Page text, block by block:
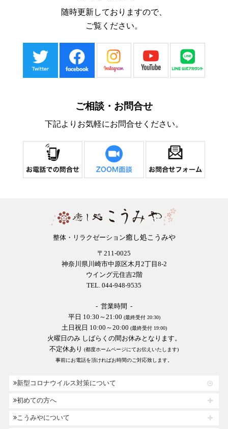
随時更新しておりますので、
ご覧ください。
ご相談・お問合せ
下記よりお気軽にお問合せください。
整体・リラクゼーション癒し処こうみや
〒211-0025
神奈川県川崎市中原区木月2丁目8-2
ウイング元住吉2階
TEL. 044-948-9535
- 営業時間 -
平日 10:30～21:00 (最終受付 20:30)
土日祝日 10:00～20:00 (最終受付 19:00)
火曜日のみ しばらくの間お休みとなります。
不定休あり (都度ホームページにてお伝えいたします)
事前にお電話を頂ければお時間のご対応致します。
新型コロナウイルス対策について
初めての方へ
こうみやについて